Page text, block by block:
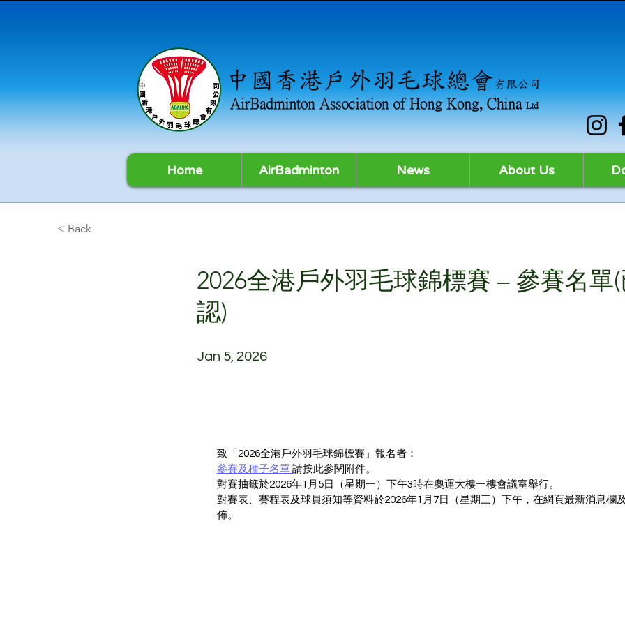
Home AirBadminton News About Us
< Back
2026全港戶外羽毛球錦標賽 – 參賽名單
認)
Jan 5, 2026
致「2026全港戶外羽毛球錦標賽」報名者：
參賽及種子名單 請按此參閱附件。
對賽抽籤於2026年1月5日（星期一）下午3時在奧運大樓一樓會議室舉行。
對賽表、賽程表及球員須知等資料於2026年1月7日（星期三）下午，在網頁最新消息欄
佈。